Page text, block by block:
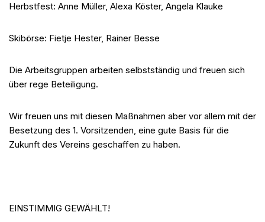
Herbstfest: Anne Müller, Alexa Köster, Angela Klauke
Skibörse: Fietje Hester, Rainer Besse
Die Arbeitsgruppen arbeiten selbstständig und freuen sich
über rege Beteiligung.
Wir freuen uns mit diesen Maßnahmen aber vor allem mit der
Besetzung des 1. Vorsitzenden, eine gute Basis für die
Zukunft des Vereins geschaffen zu haben.
EINSTIMMIG GEWÄHLT!